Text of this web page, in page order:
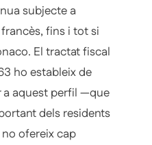
subjecte a
fins i tot si
El tractat fiscal
ho estableix de
a aquest perfil —que
dels residents
ofereix cap